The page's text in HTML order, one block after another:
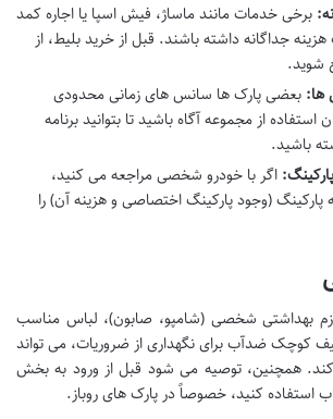
برخی خدمات مانند ماساژ، فیش اسپا یا اجاره کمد
جداگانه داشته باشند. قبل از خرید بلیط، از
شوید.
ها: بعضی پارک ها سانس های زمانی محدودی
استفاده از مجموعه آگاه باشید تا بتوانید برنامه
باشید.
اگر با خودرو شخصی مراجعه می کنید،
پارکینگ (وجود پارکینگ اختصاصی و هزینه آن) را
بهداشتی شخصی (شامپو، صابون)، لباس مناسب
کوچک ضدآب برای نگهداری از ضروریات، می تواند
کند. همچنین، توصیه می شود قبل از ورود به بخش
استفاده کنید، خصوصاً در پارک های روباز.